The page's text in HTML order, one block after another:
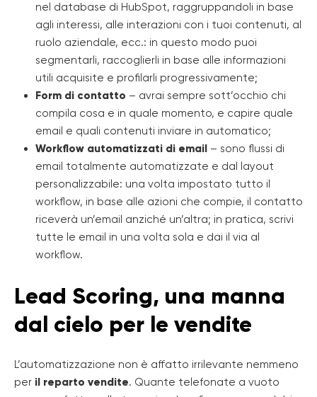
nel database di HubSpot, raggruppandoli in base
agli interessi, alle interazioni con i tuoi contenuti, al
ruolo aziendale, ecc.: in questo modo puoi
segmentarli, raccoglierli in base alle informazioni
utili acquisite e profilarli progressivamente;
Form di contatto – avrai sempre sott’occhio chi
compila cosa e in quale momento, e capire quale
email e quali contenuti inviare in automatico;
Workflow automatizzati di email – sono flussi di
email totalmente automatizzate e dal layout
personalizzabile: una volta impostato tutto il
workflow, in base alle azioni che compie, il contatto
riceverà un’email anziché un’altra; in pratica, scrivi
tutte le email in una volta sola e dai il via al
workflow.
Lead Scoring, una manna
dal cielo per le vendite
L’automatizzazione non è affatto irrilevante nemmeno
per il reparto vendite. Quante telefonate a vuoto